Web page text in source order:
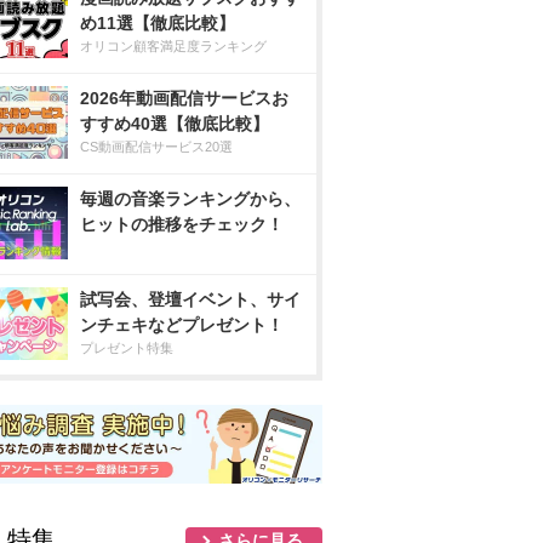
め11選【徹底比較】
オリコン顧客満足度ランキング
2026年動画配信サービスお
すすめ40選【徹底比較】
CS動画配信サービス20選
毎週の音楽ランキングから、
ヒットの推移をチェック！
試写会、登壇イベント、サイ
ンチェキなどプレゼント！
プレゼント特集